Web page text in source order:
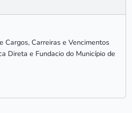
Cargos, Carreiras e Vencimentos
Direta e Fundacio do Município de